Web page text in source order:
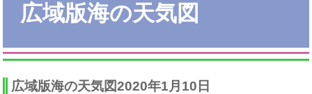
広域版海の天気図
広域版海の天気図2020年1月10日